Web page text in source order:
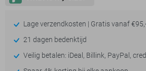
Lage verzendkosten | Gratis vanaf
21 dagen bedenktijd
Veilig betalen: iDeal, Billink, PayPal,